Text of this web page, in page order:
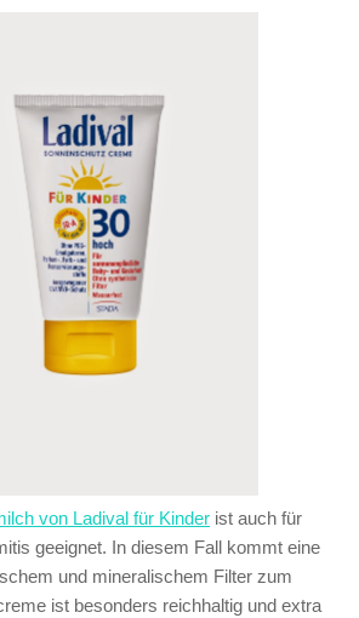
von Ladival für Kinder ist auch für
geeignet. In diesem Fall kommt eine
und mineralischem Filter zum
ist besonders reichhaltig und extra